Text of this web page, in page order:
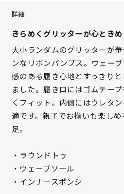
サイズを選択してください
22cm △ 残りわずか
詳細
きらめくグリッターが心とき
大小ランダムのグリッターが
ンなリボンパンプス。ウェー
感のある履き心地とすっきり
ました。履き口にはゴムテー
くフィット。内側にはウレタ
適です。親子でお揃いも楽し
足。
・ラウンドトゥ
・ウェーブソール
・インナースポンジ